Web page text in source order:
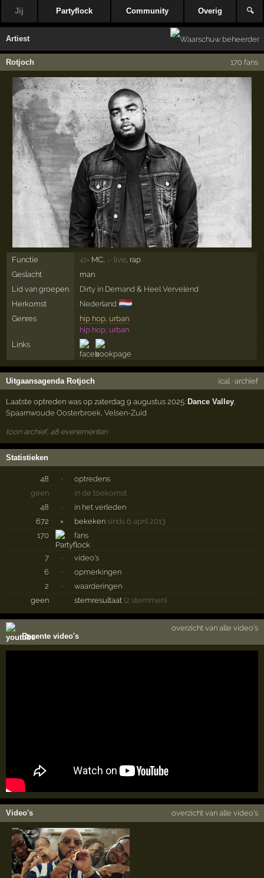
Jij Partyflock Community Overig 🔍
Artiest
Rotjoch 170 fans
Functie 47× MC, 1× live , rap
Geslacht
man
Lid van groepen
Dirty in Demand & Heel Vervelend
Herkomst
Nederland 🇳🇱
Genres hip hop, urban
hip hop, urban
Links
Uitgaansagenda Rotjoch ical· archief
Laatste optreden was op zaterdag 9 augustus 2025:Dance Valley
Spaarnwoude Oosterbroek ,Velsen-Zuid
toon archief, 48 evenementen
Statistieken
48 ·
optredens
geen
·
in de toekomst
48
·
in het verleden
672
× bekeken sinds 6 april 2013
170
fans
7 ·
video's
6
·
opmerkingen
2
·
waarderingen
geen
stemresultaat(2 stemmen)
Recente video's
overzicht van alle video's
Video's overzicht van alle video's